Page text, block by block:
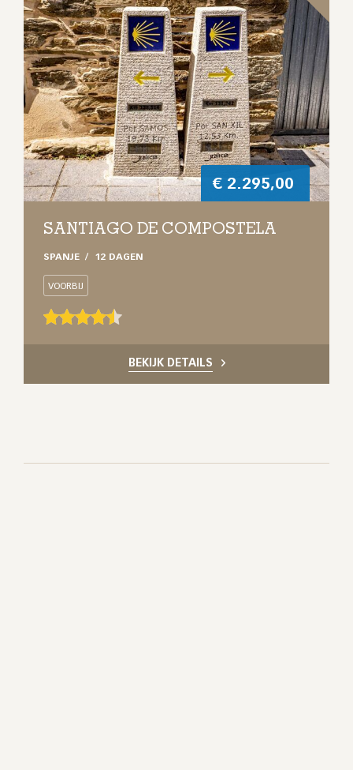
€ 2.295,00
SANTIAGO DE COMPOSTELA
SPANJE 12 DAGEN
VOORBIJ
BEKIJK DETAILS